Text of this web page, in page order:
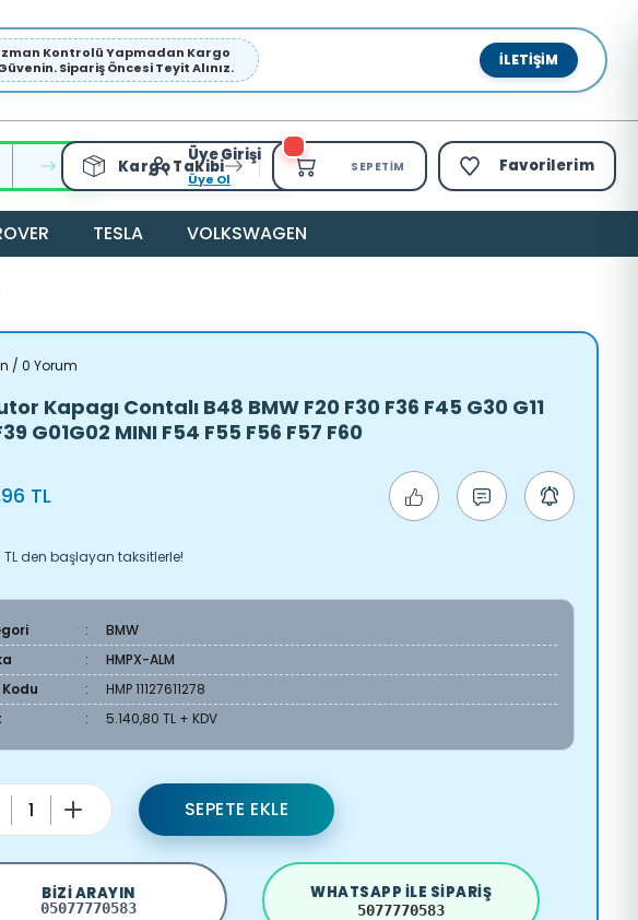
Kontrolü Yapmadan Kargo
Sipariş Öncesi Teyit Alınız.
İLETIŞIM
Kargo Takibi
Üye Girişi
Üye Ol
SEPETIM Favorilerim
TESLA VOLKSWAGEN
/ 0 Yorum
Kapagı Contalı B48 BMW F20 F30 F36 F45 G30 G11
G01G02 MINI F54 F55 F56 F57 F60
TL
TL den başlayan taksitlerle!
BMW
HMPX-ALM
HMP 11127611278
5.140,80 TL + KDV
SEPETE EKLE
BIZI ARAYIN
05077770583
WHATSAPP ILE SIPARIŞ
5077770583